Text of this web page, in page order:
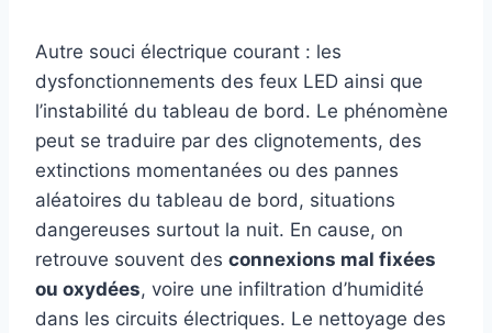
Autre souci électrique courant : les
dysfonctionnements des feux LED ainsi que
l’instabilité du tableau de bord. Le phénomène
peut se traduire par des clignotements, des
extinctions momentanées ou des pannes
aléatoires du tableau de bord, situations
dangereuses surtout la nuit. En cause, on
retrouve souvent des connexions mal fixées
ou oxydées, voire une infiltration d’humidité
dans les circuits électriques. Le nettoyage des